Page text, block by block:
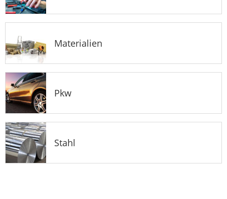
Materialien
Pkw
Stahl